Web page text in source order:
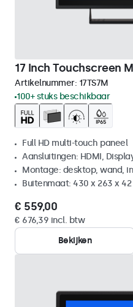
17 Inch Touchscreen
Artikelnummer: 17TS7M
100+ stuks beschikbaar
Full HD multi-touch paneel
Aansluitingen: HDMI,
Montage: desktop, wand,
Buitenmaat: 430 x 263 x 42
€ 559,00
€ 676,39 incl. btw
Bekijken